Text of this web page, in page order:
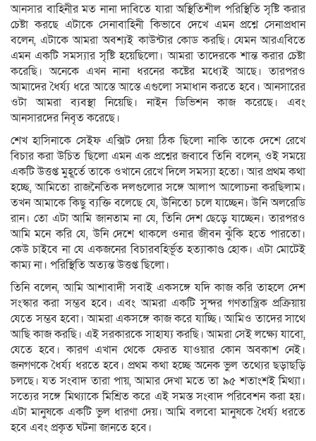
আনসার বাহিনীর মত নানা দাবিতে যারা অস্থিতিশীল পরিস্থিতি সৃষ্টি করার
চেষ্টা করছে এটাকে সেনাবাহিনী কিভাবে দেখে এমন প্রশ্নে সেনাপ্রধান
বলেন, এটাকে আমরা অবশ্যই কাউন্টার কোড করছি। যেমন আরএবিতে
এমন একটি সমস্যার সৃষ্টি হয়েছিলো। আমরা তাদেরকে শান্ত করার চেষ্টা
করেছি। অনেকে এখন নানা ধরনের কষ্টের মধ্যেই আছে। তারপরও
আমাদের ধৈর্য্য ধরে আস্তে আস্তে এগুলো সমাধান করতে হবে। আনসারের
ওটা আমরা ব্যবস্থা নিয়েছি। নাইন ডিভিশন কাজ করেছে। এবং
আনসারদের নিবৃত করেছে।
শেখ হাসিনাকে সেইফ এক্সিট দেয়া ঠিক ছিলো নাকি তাকে দেশে রেখে
বিচার করা উচিত ছিলো এমন এক প্রশ্নের জবাবে তিনি বলেন, ওই সময়ে
একটি উত্তপ্ত মুহূর্তে তাকে ওখানে রেখে দিলে সমস্যা হতো। আর প্রথম কথা
হচ্ছে, আমিতো রাজনৈতিক দলগুলোর সঙ্গে আলাপ আলোচনা করছিলাম।
তখন আমাকে কিছু ব্যক্তি বলেছে যে, উনিতো চলে যাচ্ছেন। উনি অলরেডি
রান। তো এটা আমি জানতাম না যে, তিনি দেশ ছেড়ে যাচ্ছেন। তারপরও
আমি মনে করি যে, উনি দেশে থাকলে ওনার জীবন ঝুঁকি হতে পারতো।
কেউ চাইবে না যে একজনের বিচারবহির্ভূত হত্যাকাণ্ড হোক। এটা মোটেই
কাম্য না। পরিস্থিতি অত্যন্ত উত্তপ্ত ছিলো।
তিনি বলেন, আমি আশাবাদী সবাই একসঙ্গে যদি কাজ করি তাহলে দেশ
সংস্কার করা সম্ভব হবে। এবং আমরা একটি সুন্দর গণতান্ত্রিক প্রক্রিয়ায়
যেতে সম্ভব হবো। আমরা একসঙ্গে কাজ করে যাচ্ছি। আমিও তাদের সাথে
আছি কাজ করছি। এই সরকারকে সাহায্য করছি। আমরা সেই লক্ষ্যে যাবো,
যেতে হবে। কারণ এখান থেকে ফেরত যাওয়ার কোন অবকাশ নেই।
জনগণকে ধৈর্য্য ধরতে হবে। প্রথম কথা হচ্ছে অনেক ভুল তথ্যের ছড়াছড়ি
চলছে। যত সংবাদ তারা পায়, আমার দেখা মতে তা ৯৫ শতাংশই মিথ্যা।
সত্যের সঙ্গে মিথ্যাকে মিশ্রিত করে এই সমস্ত সংবাদ পরিবেশন করা হয়।
এটা মানুষকে একটি ভুল ধারণা দেয়। আমি বলবো মানুষকে ধৈর্য্য ধরতে
হবে এবং প্রকৃত ঘটনা জানতে হবে।